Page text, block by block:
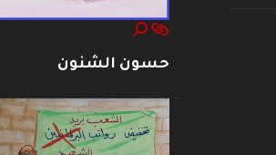
حسون الشنون